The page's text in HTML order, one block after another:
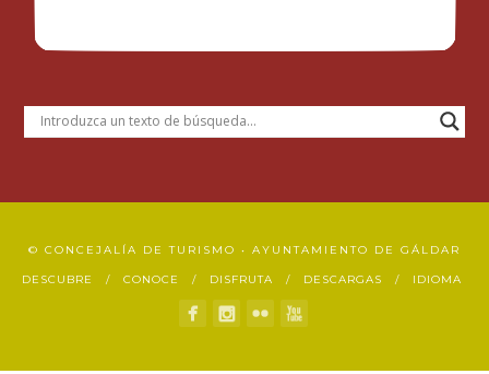
© CONCEJALÍA DE TURISMO • AYUNTAMIENTO DE GÁLDAR
DESCUBRE CONOCE DISFRUTA DESCARGAS IDIOMA